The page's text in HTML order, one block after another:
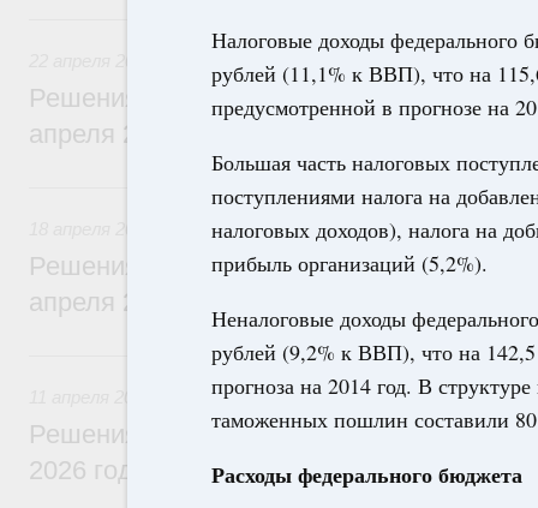
Налоговые доходы федерального
рублей (11,1% к ВВП), что на
предусмотренной в прогнозе на
Большая часть налоговых
поступлениями налога на
налоговых доходов), налога на
прибыль организаций (5,2%).
Неналоговые доходы
рублей (9,2% к ВВП), что на
прогноза на 2014 год. В
таможенных пошлин составили
Расходы федерального бюджета
Решения, принятые на заседании
апреля 2026 года
18 апреля, суббота
Решения, принятые на заседании
апреля 2026 года
11 апреля, суббота
Решения, принятые на заседании
2026 года